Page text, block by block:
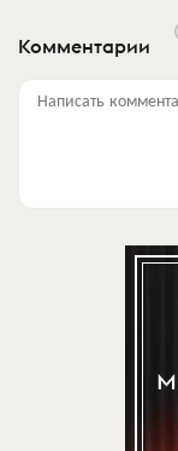
Комментарии
Написать